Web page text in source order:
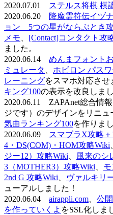
2020.07.01
ステルス将棋 棋
2020.06.20
降魔霊符伝イヅ
ョン 5つの星がならぶとき
メモ
[Contact]コンタクト攻
ました。
2020.06.14 めんまフォント
ミュレータ
ホビロン パス
レーニングをスマホ対応させ
キング100の表示を改良しまし
2020.06.11 ZAPAnet総合情
ジです）のデザインをリニュ
気曲ランキング100を作りま
2020.06.09
スマブラX攻略
4・DS(COM)・HOM攻略Wiki
ジー12）攻略Wiki
風来のシ
3（MOTHER3）攻略Wiki
2nd G 攻略Wiki
ヴァルキリ
ューアルしました！
2020.06.04 airappli.com
公
を作っていくよ をSSL化しま